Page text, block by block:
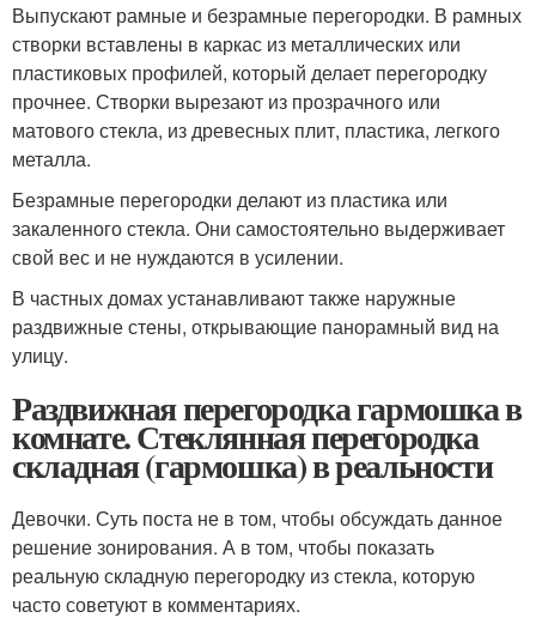
Выпускают рамные и безрамные перегородки. В рамных
створки вставлены в каркас из металлических или
пластиковых профилей, который делает перегородку
прочнее. Створки вырезают из прозрачного или
матового стекла, из древесных плит, пластика, легкого
металла.
Безрамные перегородки делают из пластика или
закаленного стекла. Они самостоятельно выдерживает
свой вес и не нуждаются в усилении.
В частных домах устанавливают также наружные
раздвижные стены, открывающие панорамный вид на
улицу.
Раздвижная перегородка гармошка в
комнате. Стеклянная перегородка
складная (гармошка) в реальности
Девочки. Суть поста не в том, чтобы обсуждать данное
решение зонирования. А в том, чтобы показать
реальную складную перегородку из стекла, которую
часто советуют в комментариях.